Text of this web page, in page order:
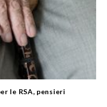
le RSA, pensieri